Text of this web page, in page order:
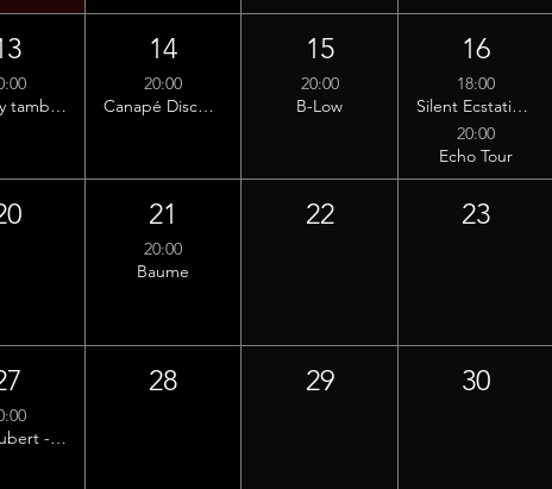
Gaitas y tambores de Jan Jacinto
14
20:00
Canapé Disco - Crowd control
15
20:00
B-Low
16
18:00
Silent Ecstatic Dance
20:00
Echo Tour
21
20:00
Baume
22 23
Jon Joubert - Carte blanche
28 29 30